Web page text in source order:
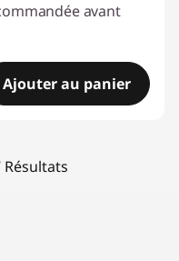
avant
Ajouter au panier